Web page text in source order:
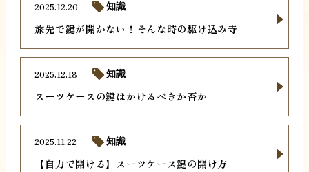
旅先で鍵が開かない！そんな時の駆け込み寺
2025.12.20 知識
スーツケースの鍵はかけるべきか否か
2025.12.18 知識
【自力で開ける】スーツケース鍵の開け方
2025.11.22 知識